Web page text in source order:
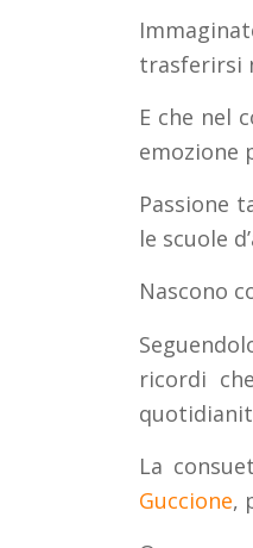
trasferirsi
E che nel
emozione
Passione
le scuole
Nascono
ricordi
La
Guccione,